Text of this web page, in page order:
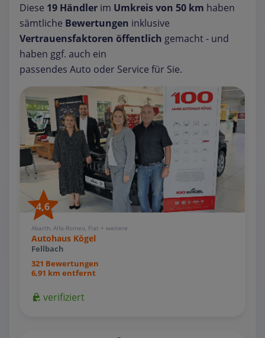
Diese 19 Händler im Umkreis von 50 km haben
sämtliche Bewertungen inklusive
Vertrauensfaktoren öffentlich gemacht - und
haben ggf. auch ein
passendes Auto oder Service für Sie.
4,6
Abarth, Alfa-Romeo, Fiat + weitere
Autohaus Kögel
Fellbach
321 Bewertungen
6,91 km entfernt
verifiziert